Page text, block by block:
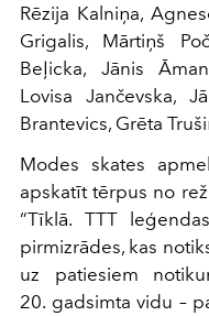
Rēzija Kalniņa,
Grigalis, Mārtiņš
Beļicka, Jānis
Lovisa Jančevska,
Brantevics, Grēta
Modes skates
apskatīt tērpus no
“Tīklā. TTT
pirmizrādes, kas
uz patiesiem
20. gadsimta vidu –